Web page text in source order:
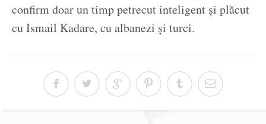
confirm doar un timp petrecut inteligent și plăcut
cu Ismail Kadare, cu albanezi și turci.